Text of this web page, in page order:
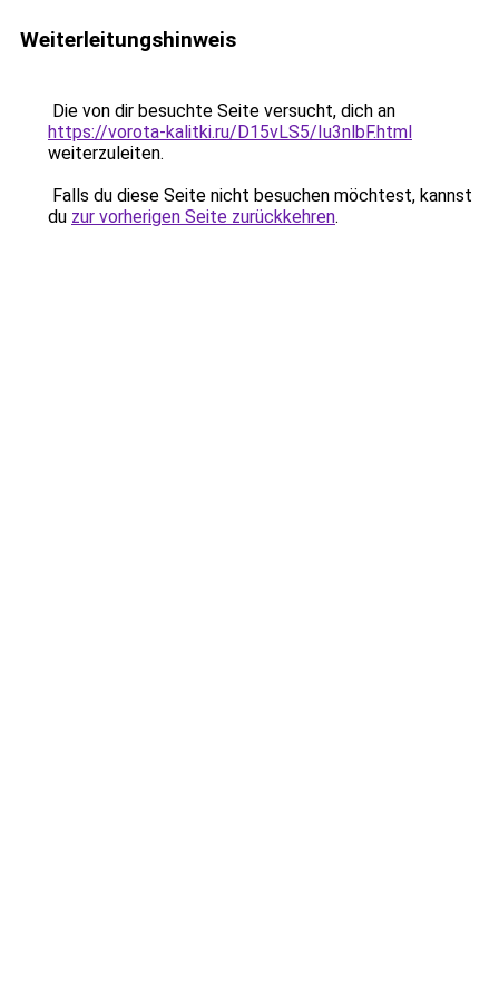
Weiterleitungshinweis
Die von dir besuchte Seite versucht, dich an
https://vorota-kalitki.ru/D15vLS5/Iu3nlbF.html
weiterzuleiten.
Falls du diese Seite nicht besuchen möchtest, kannst
du zur vorherigen Seite zurückkehren.